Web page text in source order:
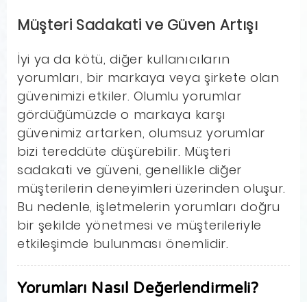
Müşteri Sadakati ve Güven Artışı
İyi ya da kötü, diğer kullanıcıların
yorumları, bir markaya veya şirkete olan
güvenimizi etkiler. Olumlu yorumlar
gördüğümüzde o markaya karşı
güvenimiz artarken, olumsuz yorumlar
bizi tereddüte düşürebilir. Müşteri
sadakati ve güveni, genellikle diğer
müşterilerin deneyimleri üzerinden oluşur.
Bu nedenle, işletmelerin yorumları doğru
bir şekilde yönetmesi ve müşterileriyle
etkileşimde bulunması önemlidir.
Yorumları Nasıl Değerlendirmeli?